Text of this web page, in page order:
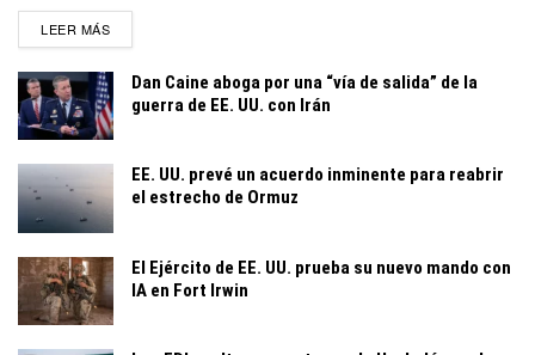
LEER MÁSDETAILS
Dan Caine aboga por una “vía de salida” de la
guerra de EE. UU. con Irán
EE. UU. prevé un acuerdo inminente para reabrir
el estrecho de Ormuz
El Ejército de EE. UU. prueba su nuevo mando con
IA en Fort Irwin